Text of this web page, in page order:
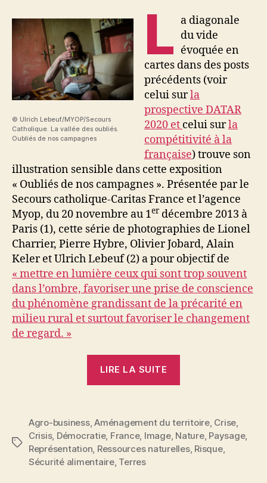
© Ulrich Lebeuf/MYOP/Secours
Catholique. La vallée des oubliés.
Oubliés de nos campagnes
L a diagonale
du vide
évoquée en
cartes dans des posts
précédents (voir
celui surla
prospective DATAR
2020 et celui surla
compétitivité à la
française) trouve son
illustration sensible dans cette exposition
« Oubliés de nos campagnes ». Présentée par le
Secours catholique-Caritas France et l’agence
Myop, du 20 novembre au 1er décembre 2013 à
Paris (1), cette série de photographies de Lionel
Charrier, Pierre Hybre, Olivier Jobard, Alain
Keler et Ulrich Lebeuf (2) a pour objectif de
« mettre en lumière ceux qui sont trop souvent
dans l’ombre, favoriser une prise de conscience
du phénomène grandissant de la précarité en
milieu rural et surtout favoriser le changement
de regard. »
LIRE LA SUITE
:
la
Étiquettes
Agro-business,Aménagement du territoire, Crise,
Crisis, Démocratie, France, Image, Nature, Paysage,
Représentation, Ressources naturelles, Risque,
Sécurité alimentaire, Terres